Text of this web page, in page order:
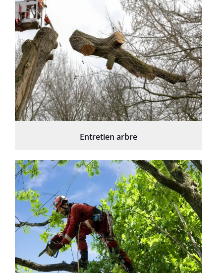
Entretien arbre